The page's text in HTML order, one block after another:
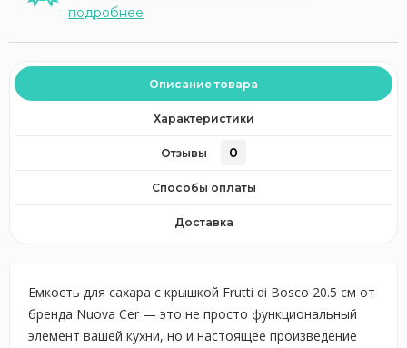
подробнее
Описание товара
Характеристики
Отзывы 0
Способы оплаты
Доставка
Емкость для сахара с крышкой Frutti di Bosco 20.5 см от
бренда Nuova Cer — это не просто функциональный
элемент вашей кухни, но и настоящее произведение